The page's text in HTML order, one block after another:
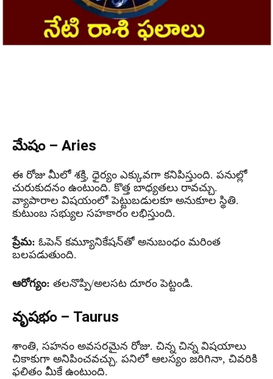
మేషం – Aries
ఈ రోజు మీలో శక్తి, ధైర్యం ఎక్కువగా కనిపిస్తుంది. పనుల్లో
చురుకుదనం ఉంటుంది. కొత్త బాధ్యతలు రావచ్చు.
వ్యాపారాల విషయంలో పెట్టుబడులకూ అనుకూల స్థితి.
కుటుంబ సభ్యుల సహకారం లభిస్తుంది.
ప్రేమ: ఓపెన్ కమ్యూనికేషన్‌తో అనుబంధం మరింత
బలపడుతుంది.
ఆరోగ్యం: తలనొప్పి/అలసట దూరం పెట్టండి.
వృషభం – Taurus
శాంతి, సహనం అవసరమైన రోజు. చిన్న చిన్న విషయాలు
చికాకుగా అనిపించవచ్చు. పనిలో ఆలస్యం జరిగినా, చివరికి
ఫలితం మీకే ఉంటుంది.